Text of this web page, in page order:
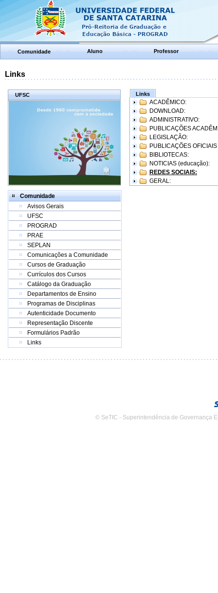
Comunidade Aluno Professor
Links
UFSC
Comunidade
Avisos Gerais
UFSC
PROGRAD
PRAE
SEPLAN
Comunicações a Comunidade
Cursos de Graduação
Currículos dos Cursos
Catálogo da Graduação
Departamentos de Ensino
Programas de Disciplinas
Autenticidade Documento
Representação Discente
Formulários Padrão
Links
Links
ACADÊMICO:
DOWNLOAD:
ADMINISTRATIVO:
PUBLICAÇÕES
LEGISLAÇÃO:
PUBLICAÇÕES
BIBLIOTECAS:
NOTICIAS (educação):
REDES SOCIAIS:
GERAL:
© SeTIC - Superintendência de Governança